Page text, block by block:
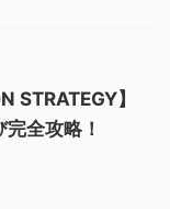
STRATEGY】
全攻略！